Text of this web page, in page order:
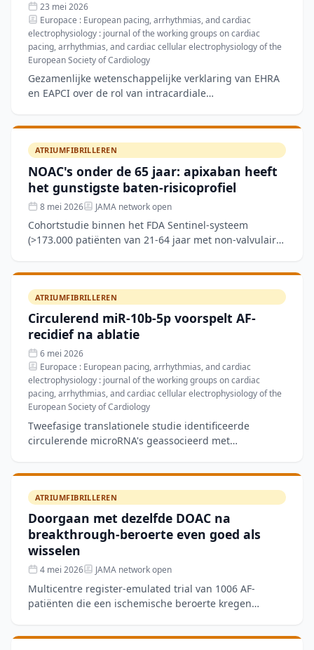
23 mei 2026
Europace : European pacing, arrhythmias, and cardiac
electrophysiology : journal of the working groups on cardiac
pacing, arrhythmias, and cardiac cellular electrophysiology of the
European Society of Cardiology
Gezamenlijke wetenschappelijke verklaring van EHRA
en EAPCI over de rol van intracardiale
elektrofysiologische ingrepen. IC
ATRIUMFIBRILLEREN
NOAC's onder de 65 jaar: apixaban heeft
het gunstigste baten-risicoprofiel
8 mei 2026 JAMA network open
Cohortstudie binnen het FDA Sentinel-systeem
(>173.000 patiënten van 21-64 jaar met non-valvulair
dabigatr
ATRIUMFIBRILLEREN
Circulerend miR-10b-5p voorspelt AF-
recidief na ablatie
6 mei 2026
Europace : European pacing, arrhythmias, and cardiac
electrophysiology : journal of the working groups on cardiac
pacing, arrhythmias, and cardiac cellular electrophysiology of the
European Society of Cardiology
Tweefasige translationele studie identificeerde
circulerende microRNA's geassocieerd met
ATRIUMFIBRILLEREN
Doorgaan met dezelfde DOAC na
breakthrough-beroerte even goed als
wisselen
4 mei 2026 JAMA network open
Multicentre register-emulated trial van 1006 AF-
patiënten die een ischemische beroerte kregen